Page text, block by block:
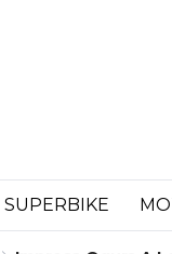
SUPERBIKE